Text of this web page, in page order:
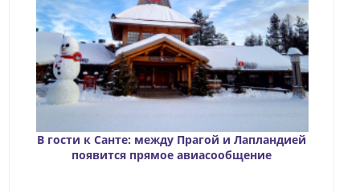
В гости к Санте: между Прагой и Лапландией
появится прямое авиасообщение